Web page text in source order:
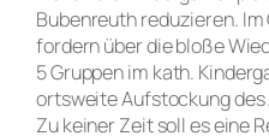
Bubenreuth reduzieren.
fordern über die bloße
5 Gruppen im kath.
ortsweite Aufstockung des
Zu keiner Zeit soll es eine